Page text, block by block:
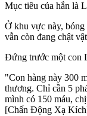
Mục tiêu của hắn là
Ở khu vực này,
vẫn còn đang chật
Đứng trước một con
"Con hàng này 300
thương. Chỉ cần 5
mình có 150 máu,
[Chấn Động Xạ